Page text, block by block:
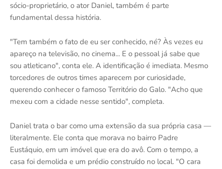
sócio-proprietário, o ator Daniel, também é parte
fundamental dessa história.
"Tem também o fato de eu ser conhecido, né? Às vezes eu
apareço na televisão, no cinema... E o pessoal já sabe que
sou atleticano", conta ele. A identificação é imediata. Mesmo
torcedores de outros times aparecem por curiosidade,
querendo conhecer o famoso Território do Galo. "Acho que
mexeu com a cidade nesse sentido", completa.
Daniel trata o bar como uma extensão da sua própria casa —
literalmente. Ele conta que morava no bairro Padre
Eustáquio, em um imóvel que era do avô. Com o tempo, a
casa foi demolida e um prédio construído no local. "O cara